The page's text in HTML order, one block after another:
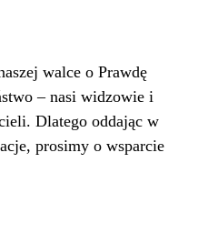
walce o Prawdę
– nasi widzowie i
Dlatego oddając w
prosimy o wsparcie